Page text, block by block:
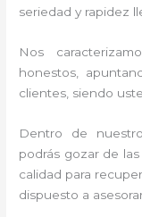
seriedad y rapidez
Nos
honestos,
clientes, siendo
Dentro de
podrás gozar de
calidad para
dispuesto a